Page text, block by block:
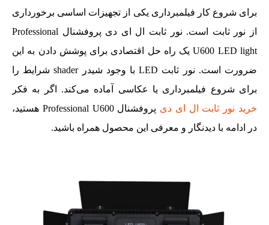
برای شروع کار فیلمبرداری یکی از تجهیزات اساسی برخورداری
از نور ثابت است. نور ثابت ال ای دی پروفشنال Professional
U600 LED light یک راه‌ حل اقتصادی برای پوشش دادن به این
ضرورت است. نور ثابت LED با وجود شیدر shader شرایط را
برای شروع فیلمبرداری یا عکاسی آماده می‌کند. اگر به فکر
خرید نور ثابت ال ای دی
پروفشنال Professional U600 هستید،
در ادامه با دیدنگار و معرفی این محصول همراه باشید.